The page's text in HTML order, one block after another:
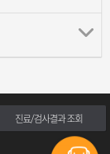
진료/검사결과 조회